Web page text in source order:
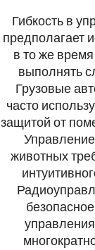
Гибкость в
предполагает
в то же
выполнять
Грузовые
часто
защитой от
животных